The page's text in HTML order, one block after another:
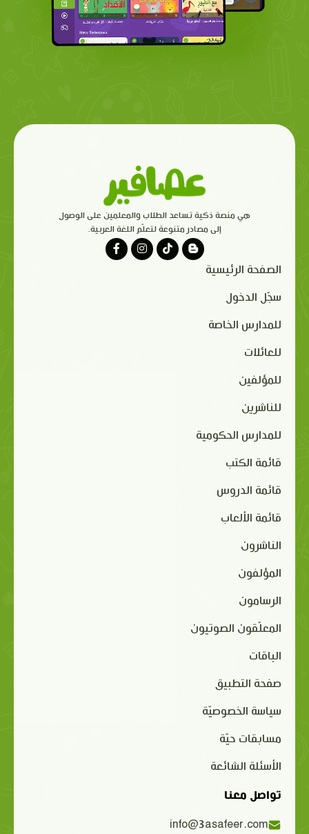
هي منصة ذكية تساعد الطلاب والمعلمين على الوصول
إلى مصادر متنوعة لتعلّم اللغة العربية.
الصفحة الرئيسية
سجّل الدخول
للمدارس الخاصة
للعائلات
للمؤلفين
للناشرين
للمدارس الحكومية
قائمة الكتب
قائمة الدروس
قائمة الألعاب
الناشرون
المؤلفون
الرسامون
المعلّقون الصوتيون
الباقات
صفحة التطبيق
سياسة الخصوصيّة
مسابقات حيّة
الأسئلة الشائعة
تواصل معنا
info@3asafeer.com